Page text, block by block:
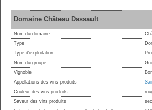
Domaine Château Dassault
Nom du domaine
Type
Type d'exploitation
Nom du groupe
Vignoble
Appellations des vins produits
Couleur des vins produits
Saveur des vins produits
sec